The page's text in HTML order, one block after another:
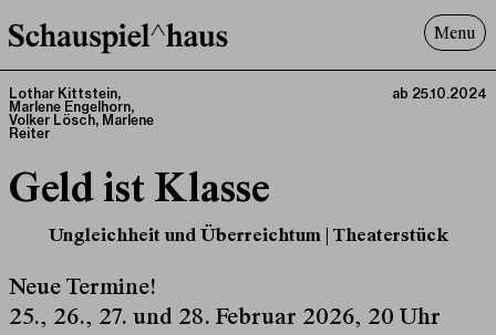
Menu
Programm
Lothar Kittstein,
Marlene Engelhorn,
Volker Lösch, Marlene
Reiter
ab 25.10.2024
Geld ist Klasse
Ungleichheit und Überreichtum | Theaterstück
Neue Termine!
25., 26., 27. und 28. Februar 2026, 20 Uhr